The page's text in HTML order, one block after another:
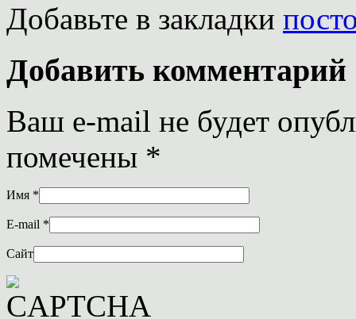
Добавьте в закладки
Добавить комментарий
Ваш e-mail не будет
помечены *
Имя *
E-mail *
Сайт